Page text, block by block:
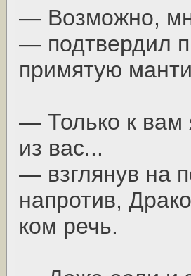
— Возможно,
— подтвердил
примятую
— Только к вам
из вас...
— взглянув на
напротив,
ком речь.